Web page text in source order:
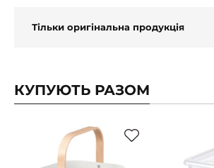
Тільки оригінальна продукція
КУПУЮТЬ РАЗОМ